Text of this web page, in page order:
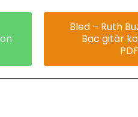
Bled – Ruth
Bac gitár